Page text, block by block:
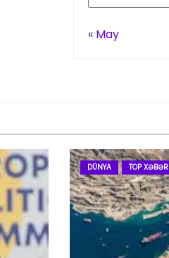
« May
DÜNYA TOP XƏBƏR